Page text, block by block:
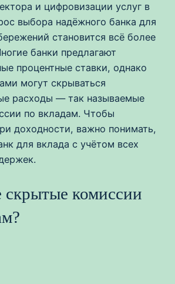
и цифровизации услуг в
выбора надёжного банка для
становится всё более
банки предлагают
процентные ставки, однако
могут скрываться
расходы — так называемые
по вкладам. Чтобы
доходности, важно понимать,
для вклада с учётом всех
скрытые комиссии